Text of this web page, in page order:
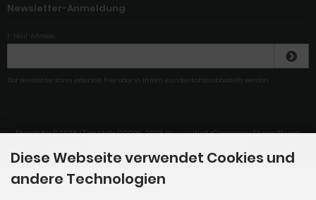
Newsletter-Anmeldung
E-Mail-Adresse:
Der Newsletter kann jederzeit hier oder in Ihrem Kundenkonto abbestellt werden.
Stonebiter © 2026 | Template © 2009-2026 bymodified eCommerce Shopsoftware
Diese Webseite verwendet Cookies und
andere Technologien